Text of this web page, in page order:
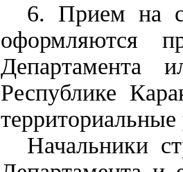
6. Прием на
оформляются
Департамента
Республике
Начальники